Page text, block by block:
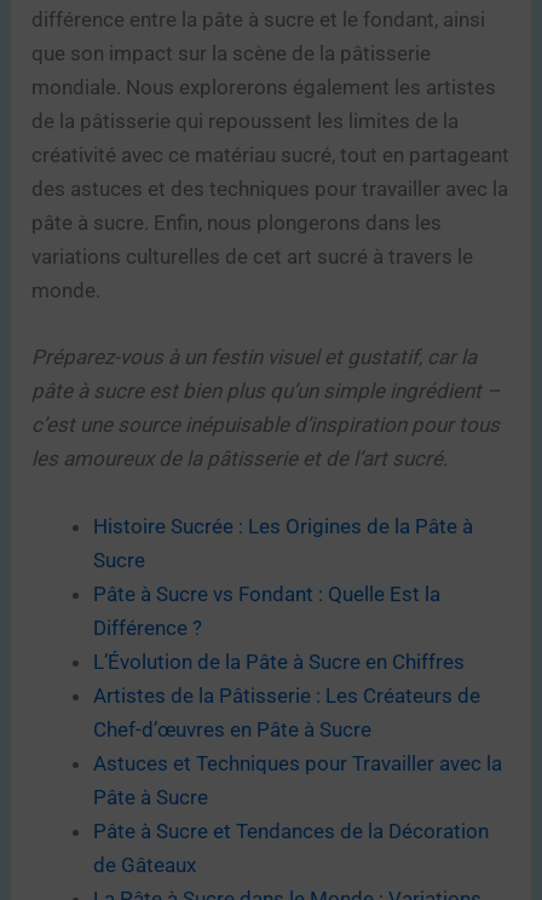
différence entre la pâte à sucre et le fondant, ainsi
que son impact sur la scène de la pâtisserie
mondiale. Nous explorerons également les artistes
de la pâtisserie qui repoussent les limites de la
créativité avec ce matériau sucré, tout en partageant
des astuces et des techniques pour travailler avec la
pâte à sucre. Enfin, nous plongerons dans les
variations culturelles de cet art sucré à travers le
monde.
Préparez-vous à un festin visuel et gustatif, car la
pâte à sucre est bien plus qu’un simple ingrédient –
c’est une source inépuisable d’inspiration pour tous
les amoureux de la pâtisserie et de l’art sucré.
Histoire Sucrée : Les Origines de la Pâte à
Sucre
Pâte à Sucre vs Fondant : Quelle Est la
Différence ?
L’Évolution de la Pâte à Sucre en Chiffres
Artistes de la Pâtisserie : Les Créateurs de
Chef-d’œuvres en Pâte à Sucre
Astuces et Techniques pour Travailler avec la
Pâte à Sucre
Pâte à Sucre et Tendances de la Décoration
de Gâteaux